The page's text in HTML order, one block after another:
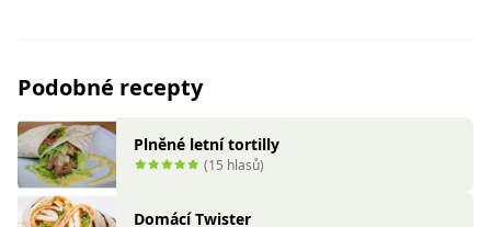
Podobné recepty
Plněné letní tortilly
(15 hlasů)
Domácí Twister